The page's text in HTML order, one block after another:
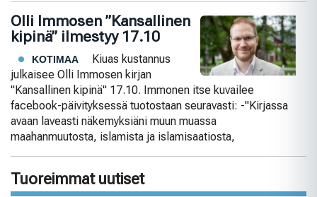
Olli Immosen ”Kansallinen
kipinä” ilmestyy 17.10
KOTIMAA
Kiuas kustannus
julkaisee Olli Immosen kirjan
"Kansallinen kipinä" 17.10. Immonen itse kuvailee
facebook-päivityksessä tuotostaan seuravasti: -"Kirjassa
avaan laveasti näkemyksiäni muun muassa
maahanmuutosta, islamista ja islamisaatiosta,
Tuoreimmat uutiset